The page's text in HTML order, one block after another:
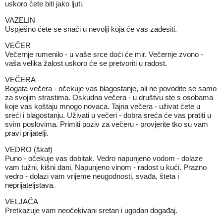
uskoro ćete biti jako ljuti.
VAZELIN
Uspješno ćete se snaći u nevolji koja će vas zadesiti.
VEČER
Večernje rumenilo - u vaše srce doći će mir. Večernje zvono -
vaša velika žalost uskoro će se pretvoriti u radost.
VEČERA
Bogata večera - očekuje vas blagostanje, ali ne povodite se samo
za svojim strastima. Oskudna večera - u društvu ste s osobama
koje vas koštaju mnogo novaca. Tajna večera - uživat ćete u
sreći i blagostanju. Uživati u večeri - dobra sreća će vas pratiti u
svim poslovima. Primiti poziv za večeru - provjerite tko su vam
pravi prijatelji.
VEDRO (škaf)
Puno - očekuje vas dobitak. Vedro napunjeno vodom - dolaze
vam tužni, kišni dani. Napunjeno vinom - radost u kući. Prazno
vedro - dolazi vam vrijeme neugodnosti, svađa, šteta i
neprijateljstava.
VELJAČA
Pretkazuje vam neočekivani sretan i ugodan događaj.